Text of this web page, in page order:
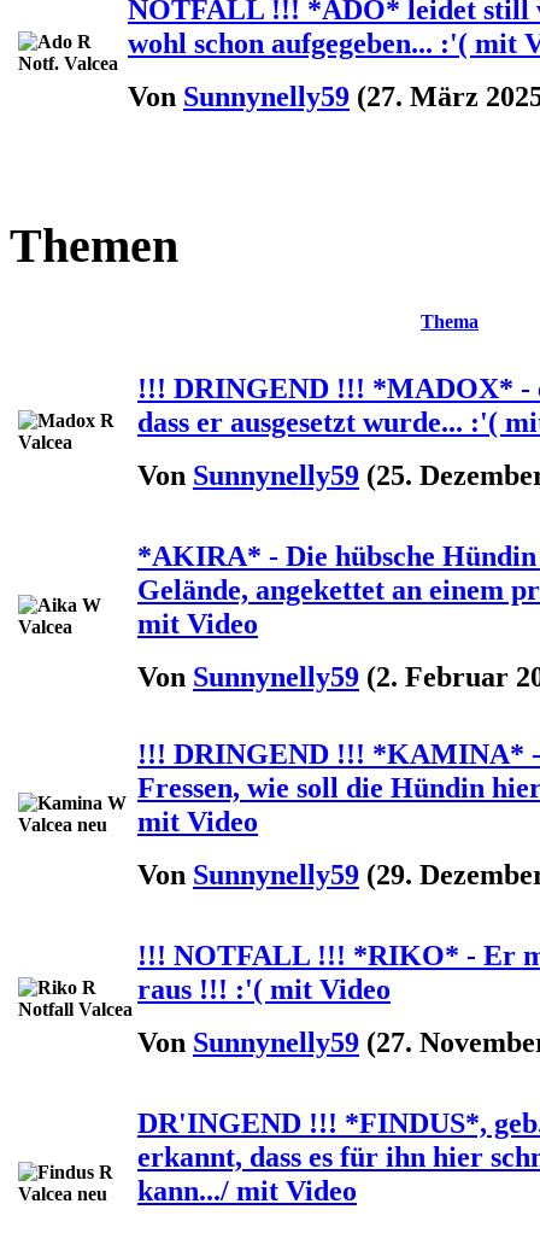
NOTFALL !!! *ADO* leidet still
wohl schon aufgegeben... :'( mit
Von Sunnynelly59 (27. März
Themen
Thema
!!! DRINGEND !!! *MADOX* -
dass er ausgesetzt wurde... :'(
Von Sunnynelly59 (25.
*AKIRA* - Die hübsche
Gelände, angekettet an einem
mit Video
Von Sunnynelly59 (2. Februar
!!! DRINGEND !!! *KAMINA* -
Fressen, wie soll die Hündin
mit Video
Von Sunnynelly59 (29.
!!! NOTFALL !!! *RIKO* - Er
raus !!! :'( mit Video
Von Sunnynelly59 (27.
DR'INGEND !!! *FINDUS*,
erkannt, dass es für ihn hier
kann.../ mit Video